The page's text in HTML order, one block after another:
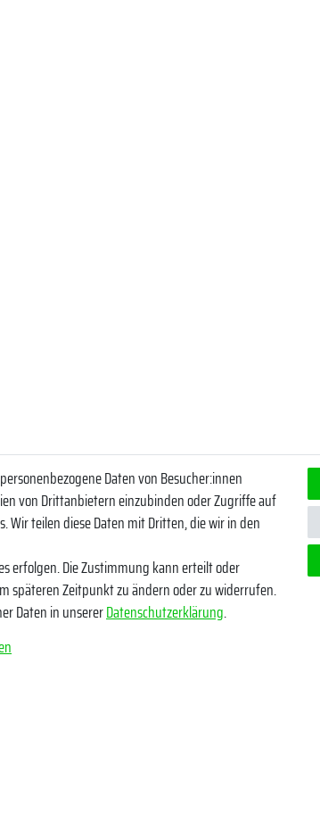
bleibe so über unsere Neuheiten und Angebote informiert.
Daten­schutz­erklärung
Daten von Besucher:innen
von Drittanbietern einzubinden oder Zugriffe auf
Wir teilen diese Daten mit Dritten, die wir in den
erfolgen. Die Zustimmung kann erteilt oder
späteren Zeitpunkt zu ändern oder zu widerrufen.
Daten in unsererDaten­schutz­erklärung.